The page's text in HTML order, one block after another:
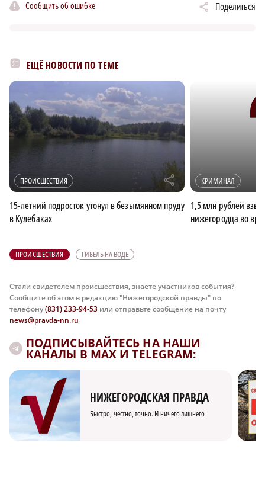
Сообщить об ошибке Поделиться
ЕЩЁ НОВОСТИ ПО ТЕМЕ
ПРОИСШЕСТВИЯ r
15-летний подросток утонул в безымянном пруду
в Кулебаках
КРИМИНАЛ
1,5 млн рублей
нижегородца во
ПРОИСШЕСТВИЯ ГИБЕЛЬ НА ВОДЕ
Стали свидетелем происшествия, знаете участников события?
Сообщите об этом в редакцию "Нижегородской правды" по
телефону(831) 233-94-53 или отправьте сообщение на почту
news@pravda-nn.ru
ПОДПИСЫВАЙТЕСЬ НА НАШИ
КАНАЛЫ В MAX И TELEGRAM:
НИЖЕГОРОДСКАЯ ПРАВДА
Быстро, честно, точно. И ничего лишнего